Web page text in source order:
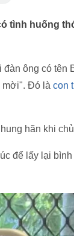
tình huống
ông có tên
mời". Đó là con
hãn khi
để lấy lại